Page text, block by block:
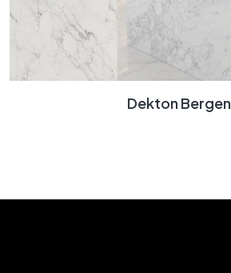
Dekton Bergen